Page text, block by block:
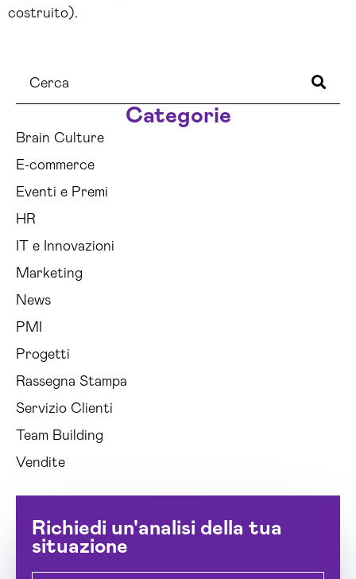
costruito).
Categorie
Brain Culture
E-commerce
Eventi e Premi
HR
IT e Innovazioni
Marketing
News
PMI
Progetti
Rassegna Stampa
Servizio Clienti
Team Building
Vendite
Richiedi un'analisi della tua
situazione